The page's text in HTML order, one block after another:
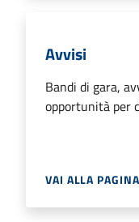
Avvisi
Bandi di gara,
opportunità per
VAI ALLA PAGINA